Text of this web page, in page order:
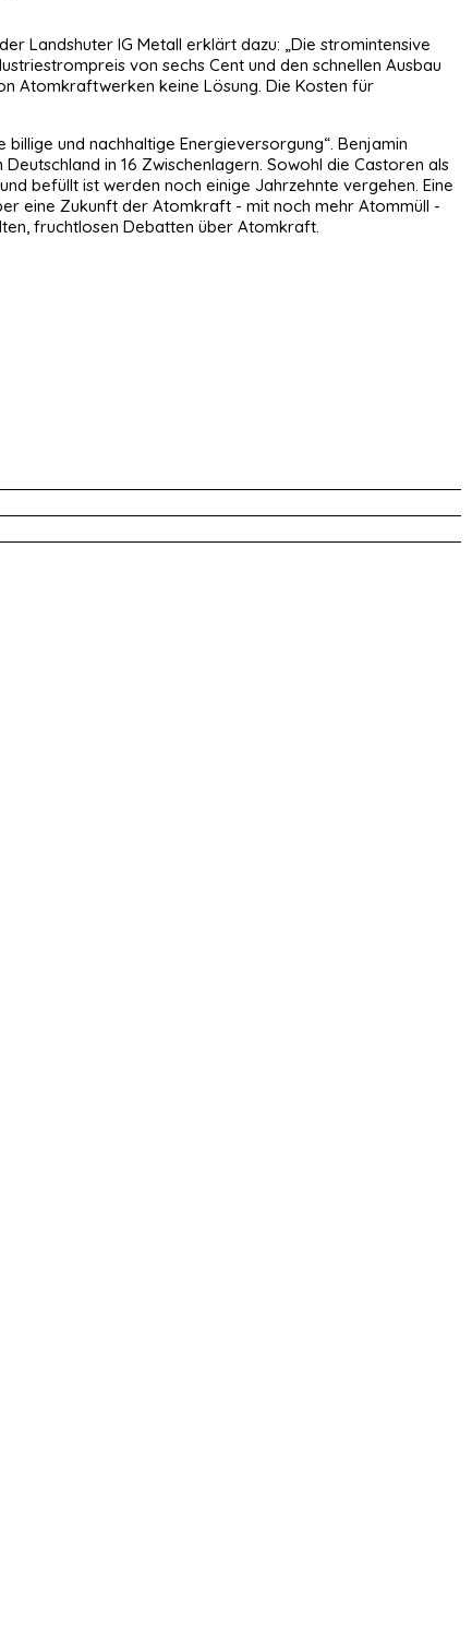
Landshuter IG Metall erklärt dazu: „Die stromintensive
von sechs Cent und den schnellen Ausbau
Atomkraftwerken keine Lösung. Die Kosten für
und nachhaltige Energieversorgung“. Benjamin
in 16 Zwischenlagern. Sowohl die Castoren als
befüllt ist werden noch einige Jahrzehnte vergehen. Eine
eine Zukunft der Atomkraft - mit noch mehr Atommüll -
fruchtlosen Debatten über Atomkraft.